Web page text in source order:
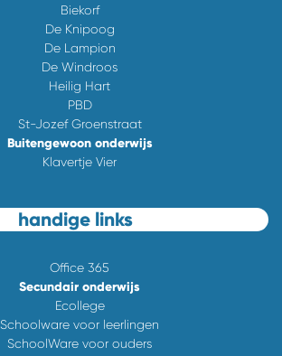
Biekorf
De Knipoog
De Lampion
De Windroos
Heilig Hart
PBD
St-Jozef Groenstraat
Buitengewoon onderwijs
Klavertje Vier
handige links
Office 365
Secundair onderwijs
Ecollege
Schoolware voor leerlingen
SchoolWare voor ouders